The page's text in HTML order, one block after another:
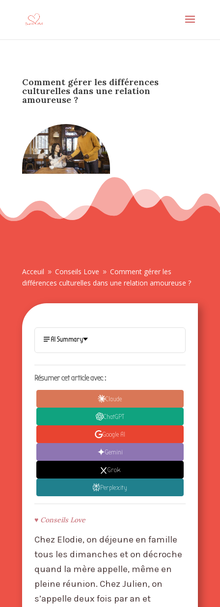
Comment gérer les différences
culturelles dans une relation
amoureuse ?
Acceuil 9 Conseils Love 9 Comment gérer les
différences culturelles dans une relation amoureuse ?
AI Summary
Résumer cet article avec :
Claude
ChatGPT
Google AI
Gemini
Grok
Perplexity
Conseils Love
Chez Elodie, on déjeune en famille
tous les dimanches et on décroche
quand la mère appelle, même en
pleine réunion. Chez Julien, on
s’appelle deux fois par an et